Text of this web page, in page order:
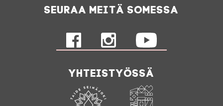
Seuraa meitä somessa
Yhteistyössä